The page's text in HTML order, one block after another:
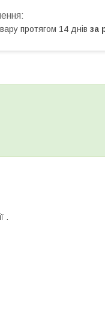
протягом 14 днів за
.